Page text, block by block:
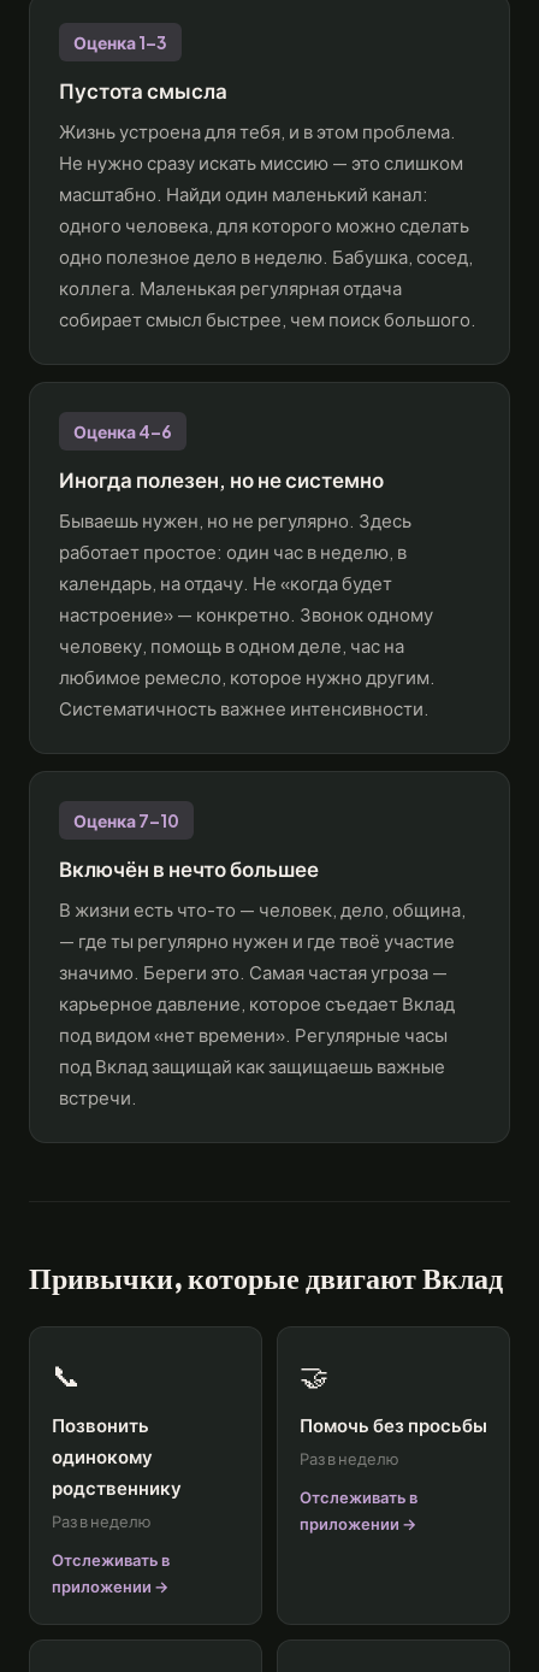
Оценка 1–3
Пустота смысла
Жизнь устроена для тебя, и в этом проблема.
Не нужно сразу искать миссию — это слишком
масштабно. Найди один маленький канал:
одного человека, для которого можно сделать
одно полезное дело в неделю. Бабушка, сосед,
коллега. Маленькая регулярная отдача
собирает смысл быстрее, чем поиск большого.
Оценка 4–6
Иногда полезен, но не системно
Бываешь нужен, но не регулярно. Здесь
работает простое: один час в неделю, в
календарь, на отдачу. Не «когда будет
настроение» — конкретно. Звонок одному
человеку, помощь в одном деле, час на
любимое ремесло, которое нужно другим.
Систематичность важнее интенсивности.
Оценка 7–10
Включён в нечто большее
В жизни есть что-то — человек, дело, община,
— где ты регулярно нужен и где твоё участие
значимо. Береги это. Самая частая угроза —
карьерное давление, которое съедает Вклад
под видом «нет времени». Регулярные часы
под Вклад защищай как защищаешь важные
встречи.
Привычки, которые двигают Вклад
📞
Позвонить
одинокому
родственнику
Раз в неделю
Отслеживать в
приложении →
🤝
Помочь без просьбы
Раз в неделю
Отслеживать в
приложении →